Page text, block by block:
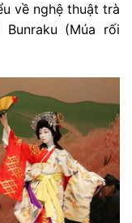
về nghệ thuật trà
(Múa rối